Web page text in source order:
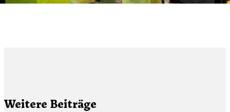
Weitere Beiträge